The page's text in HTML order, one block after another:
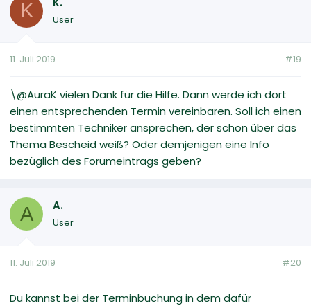
K User
11. Juli 2019 #19
\@AuraK vielen Dank für die Hilfe. Dann werde ich dort
einen entsprechenden Termin vereinbaren. Soll ich einen
bestimmten Techniker ansprechen, der schon über das
Thema Bescheid weiß? Oder demjenigen eine Info
bezüglich des Forumeintrags geben?
A A.
User
11. Juli 2019 #20
Du kannst bei der Terminbuchung in dem dafür